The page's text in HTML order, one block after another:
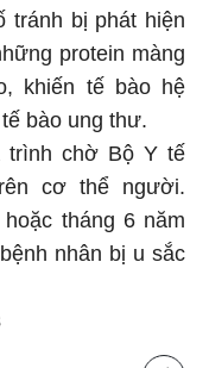
tránh bị phát hiện
protein màng
khiến tế bào hệ
bào ung thư.
trình chờ Bộ Y tế
cơ thể người.
tháng 6 năm
nhân bị u sắc